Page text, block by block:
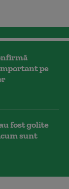
pe
fost golite
sunt